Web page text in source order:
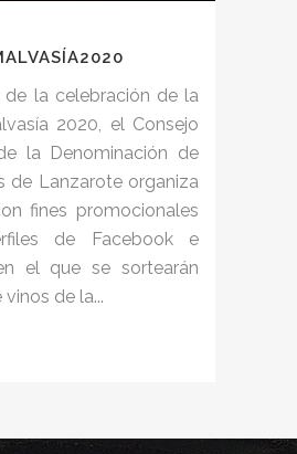
la celebración de la
2020, el Consejo
la Denominación de
de Lanzarote organiza
fines promocionales
de Facebook e
el que se sortearán
de la...